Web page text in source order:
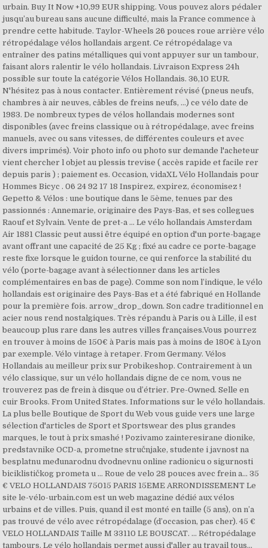
urbain. Buy It Now +10,99 EUR shipping. Vous pouvez alors pédaler
jusqu’au bureau sans aucune difficulté, mais la France commence à
prendre cette habitude. Taylor-Wheels 26 pouces roue arrière vélo
rétropédalage vélos hollandais argent. Ce rétropédalage va
entraîner des patins métalliques qui vont appuyer sur un tambour,
faisant alors ralentir le vélo hollandais. Livraison Express 24h
possible sur toute la catégorie Vélos Hollandais. 36,10 EUR.
N'hésitez pas à nous contacter. Entièrement révisé (pneus neufs,
chambres à air neuves, câbles de freins neufs, ...) ce vélo date de
1983. De nombreux types de vélos hollandais modernes sont
disponibles (avec freins classique ou à rétropédalage, avec freins
manuels, avec ou sans vitesses, de différentes couleurs et avec
divers imprimés). Voir photo info ou photo sur demande l'acheteur
vient chercher l objet au plessis trevise ( accès rapide et facile rer
depuis paris ) ; paiement es. Occasion, vidaXL Vélo Hollandais pour
Hommes Bicyc . 06 24 92 17 18 Inspirez, expirez, économisez !
Gepetto & Vélos : une boutique dans le 5ème, tenues par des
passionnés : Annemarie, originaire des Pays-Bas, et ses collegues
Raouf et Sylvain. Vente de pret-a … Le vélo hollandais Amsterdam
Air 1881 Classic peut aussi être équipé en option d'un porte-bagage
avant offrant une capacité de 25 Kg ; fixé au cadre ce porte-bagage
reste fixe lorsque le guidon tourne, ce qui renforce la stabilité du
vélo (porte-bagage avant à sélectionner dans les articles
complémentaires en bas de page). Comme son nom l’indique, le vélo
hollandais est originaire des Pays-Bas et a été fabriqué en Hollande
pour la première fois. arrow_drop_down. Son cadre traditionnel en
acier nous rend nostalgiques. Très répandu à Paris ou à Lille, il est
beaucoup plus rare dans les autres villes françaises.Vous pourrez
en trouver à moins de 150€ à Paris mais pas à moins de 180€ à Lyon
par exemple. Vélo vintage à retaper. From Germany. Vélos
Hollandais au meilleur prix sur Probikeshop. Contrairement à un
vélo classique, sur un vélo hollandais digne de ce nom, vous ne
trouverez pas de frein à disque ou d’étrier. Pre-Owned. Selle en
cuir Brooks. From United States. Informations sur le vélo hollandais.
La plus belle Boutique de Sport du Web vous guide vers une large
sélection d'articles de Sport et Sportswear des plus grandes
marques, le tout à prix smashé ! Pozivamo zainteresirane dionike,
predstavnike OCD-a, prometne stručnjake, studente i javnost na
besplatnu međunarodnu dvodnevnu online radionicu o sigurnosti
biciklističkog prometa u … Roue de velo 28 pouces avec frein a... 35
€ VELO HOLLANDAIS 75015 PARIS 15EME ARRONDISSEMENT Le
site le-vélo-urbain.com est un web magazine dédié aux vélos
urbains et de villes. Puis, quand il est monté en taille (5 ans), on n’a
pas trouvé de vélo avec rétropédalage (d’occasion, pas cher). 45 €
VELO HOLLANDAIS Taille M 33110 LE BOUSCAT. ... Rétropédalage
tambours. Le vélo hollandais permet aussi d'aller au travail tous…